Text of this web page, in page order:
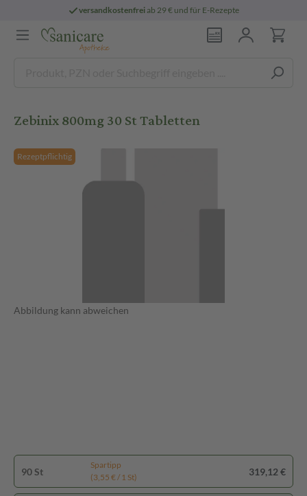
versandkostenfreiab 29 € und für E-Rezepte
Zebinix 800mg 30 St Tabletten
Rezeptpflichtig
Abbildung kann abweichen
90 St
Spartipp
(3,55 € / 1 St)
319,12 €